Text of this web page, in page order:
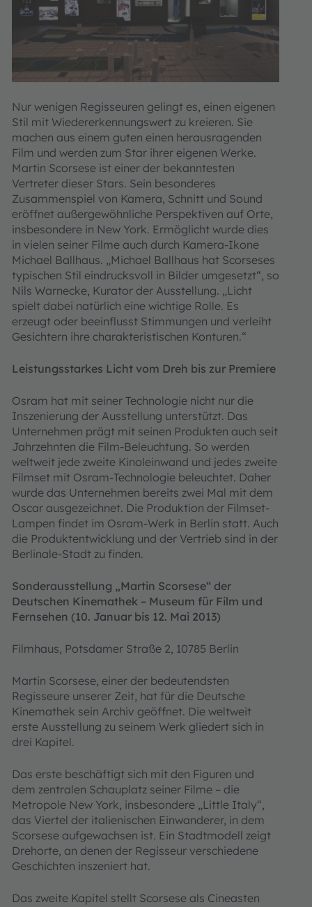
Nur wenigen Regisseuren gelingt es, einen eigenen
Stil mit Wiedererkennungswert zu kreieren. Sie
machen aus einem guten einen herausragenden
Film und werden zum Star ihrer eigenen Werke.
Martin Scorsese ist einer der bekanntesten
Vertreter dieser Stars. Sein besonderes
Zusammenspiel von Kamera, Schnitt und Sound
eröffnet außergewöhnliche Perspektiven auf Orte,
insbesondere in New York. Ermöglicht wurde dies
in vielen seiner Filme auch durch Kamera-Ikone
Michael Ballhaus. „Michael Ballhaus hat Scorseses
typischen Stil eindrucksvoll in Bilder umgesetzt“, so
Nils Warnecke, Kurator der Ausstellung. „Licht
spielt dabei natürlich eine wichtige Rolle. Es
erzeugt oder beeinflusst Stimmungen und verleiht
Gesichtern ihre charakteristischen Konturen.“
Leistungsstarkes Licht vom Dreh bis zur Premiere
Osram hat mit seiner Technologie nicht nur die
Inszenierung der Ausstellung unterstützt. Das
Unternehmen prägt mit seinen Produkten auch seit
Jahrzehnten die Film-Beleuchtung. So werden
weltweit jede zweite Kinoleinwand und jedes zweite
Filmset mit Osram-Technologie beleuchtet. Daher
wurde das Unternehmen bereits zwei Mal mit dem
Oscar ausgezeichnet. Die Produktion der Filmset-
Lampen findet im Osram-Werk in Berlin statt. Auch
die Produktentwicklung und der Vertrieb sind in der
Berlinale-Stadt zu finden.
Sonderausstellung „Martin Scorsese“ der
Deutschen Kinemathek – Museum für Film und
Fernsehen (10. Januar bis 12. Mai 2013)
Filmhaus, Potsdamer Straße 2, 10785 Berlin
Martin Scorsese, einer der bedeutendsten
Regisseure unserer Zeit, hat für die Deutsche
Kinemathek sein Archiv geöffnet. Die weltweit
erste Ausstellung zu seinem Werk gliedert sich in
drei Kapitel.
Das erste beschäftigt sich mit den Figuren und
dem zentralen Schauplatz seiner Filme – die
Metropole New York, insbesondere „Little Italy“,
das Viertel der italienischen Einwanderer, in dem
Scorsese aufgewachsen ist. Ein Stadtmodell zeigt
Drehorte, an denen der Regisseur verschiedene
Geschichten inszeniert hat.
Das zweite Kapitel stellt Scorsese als Cineasten